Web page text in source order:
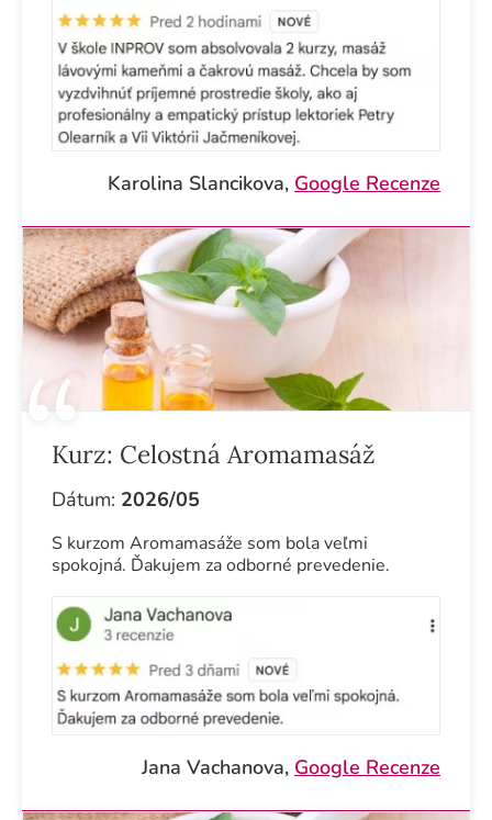
Karolina Slancikova, Google Recenze
Kurz: Celostná Aromamasáž
Dátum: 2026/05
S kurzom Aromamasáže som bola veľmi
spokojná. Ďakujem za odborné prevedenie.
Jana Vachanova, Google Recenze